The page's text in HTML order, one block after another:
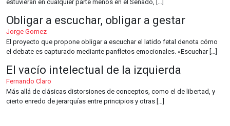
estuvieran en cualquier parte menos en el Senado, […]
Obligar a escuchar, obligar a gestar
Jorge Gomez
El proyecto que propone obligar a escuchar el latido fetal denota cómo
el debate es capturado mediante panfletos emocionales. «Escuchar […]
El vacío intelectual de la izquierda
Fernando Claro
Más allá de clásicas distorsiones de conceptos, como el de libertad, y
cierto enredo de jerarquías entre principios y otras […]